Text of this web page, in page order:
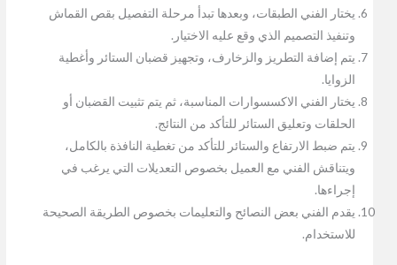
يختار الفني الطبقات، وبعدها تبدأ مرحلة التفصيل بقص القماش
وتنفيذ التصميم الذي وقع عليه الاختيار.
يتم إضافة التطريز والزخارف، وتجهيز قضبان الستائر وأغطية
الزوايا.
يختار الفني الاكسسوارات المناسبة، ثم يتم تثبيت القضبان أو
الحلقات وتعليق الستائر للتأكد من النتائج.
يتم ضبط الارتفاع والستائر للتأكد من تغطية النافذة بالكامل،
ويتناقش الفني مع العميل بخصوص التعديلات التي يرغب في
إجراءها.
يقدم الفني بعض النصائح والتعليمات بخصوص الطريقة الصحيحة
للاستخدام.